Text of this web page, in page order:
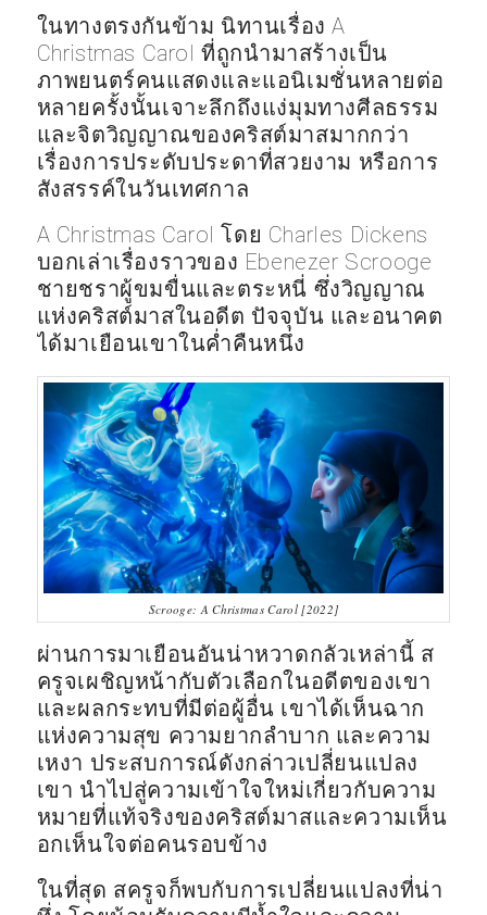
ในทางตรงกันข้าม นิทานเรื่อง A
Christmas Carol ที่ถูกนำมาสร้างเป็น
ภาพยนตร์คนแสดงและแอนิเมชั่นหลายต่อ
หลายครั้งนั้นเจาะลึกถึงแง่มุมทางศีลธรรม
และจิตวิญญาณของคริสต์มาสมากกว่า
เรื่องการประดับประดาที่สวยงาม หรือการ
สังสรรค์ในวันเทศกาล
A Christmas Carol โดย Charles Dickens
บอกเล่าเรื่องราวของ Ebenezer Scrooge
ชายชราผู้ขมขื่นและตระหนี่ ซึ่งวิญญาณ
แห่งคริสต์มาสในอดีต ปัจจุบัน และอนาคต
ได้มาเยือนเขาในค่ำคืนหนึ่ง
Scrooge: A Christmas Carol [2022]
ผ่านการมาเยือนอันน่าหวาดกลัวเหล่านี้ ส
ครูจเผชิญหน้ากับตัวเลือกในอดีตของเขา
และผลกระทบที่มีต่อผู้อื่น เขาได้เห็นฉาก
แห่งความสุข ความยากลำบาก และความ
เหงา ประสบการณ์ดังกล่าวเปลี่ยนแปลง
เขา นำไปสู่ความเข้าใจใหม่เกี่ยวกับความ
หมายที่แท้จริงของคริสต์มาสและความเห็น
อกเห็นใจต่อคนรอบข้าง
ในที่สุด สครูจก็พบกับการเปลี่ยนแปลงที่น่า